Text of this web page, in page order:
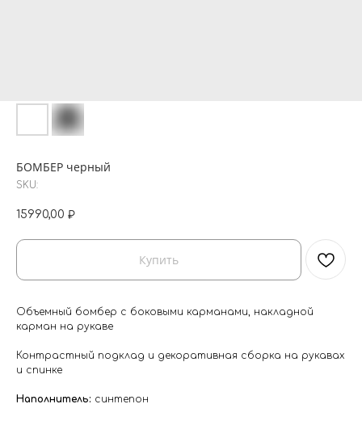
БОМБЕР черный
SKU:
15990,00 ₽
Купить
Объемный бомбер с боковыми карманами, накладной
карман на рукаве
Контрастный подклад и декоративная сборка на рукавах
и спинке
Наполнитель: синтепон